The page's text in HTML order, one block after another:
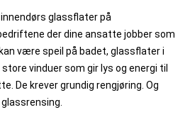
glassflater på
der dine ansatte jobber som
være speil på badet, glassflater i
vinduer som gir lys og energi til
De krever grundig rengjøring. Og